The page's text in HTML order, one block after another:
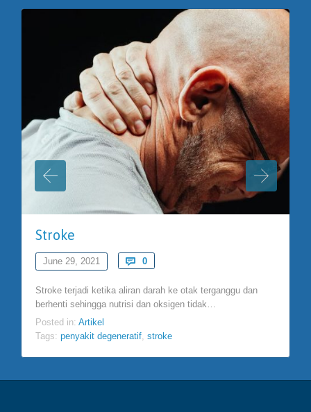
Stroke
June 29, 2021  0Comments
Stroke terjadi ketika aliran darah ke otak terganggu dan
berhenti sehingga nutrisi dan oksigen tidak…
Posted in: Artikel
Tags: penyakit degeneratif, stroke